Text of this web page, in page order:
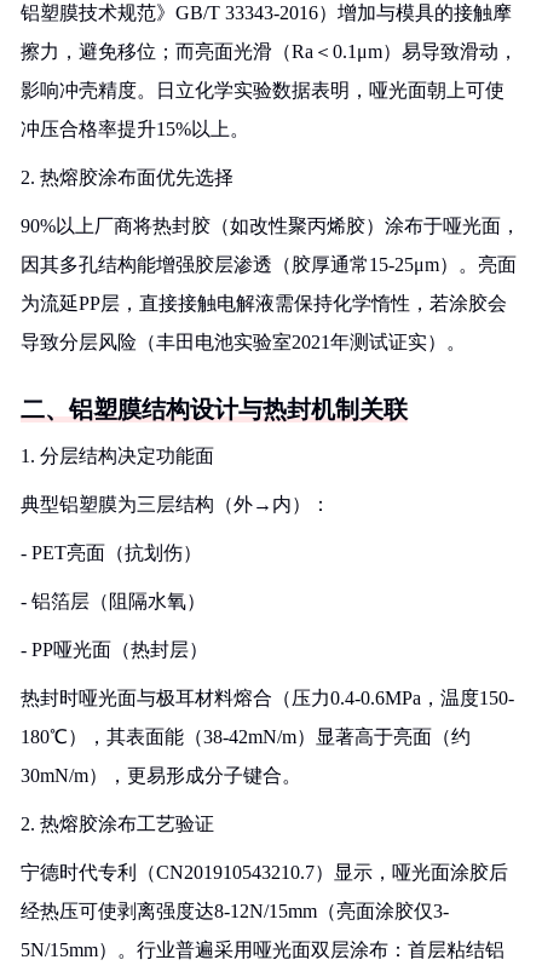
铝塑膜技术规范》GB/T 33343-2016）增加与模具的接触摩
擦力，避免移位；而亮面光滑（Ra＜0.1μm）易导致滑动，
影响冲壳精度。日立化学实验数据表明，哑光面朝上可使
冲压合格率提升15%以上。
2. 热熔胶涂布面优先选择
90%以上厂商将热封胶（如改性聚丙烯胶）涂布于哑光面，
因其多孔结构能增强胶层渗透（胶厚通常15-25μm）。亮面
为流延PP层，直接接触电解液需保持化学惰性，若涂胶会
导致分层风险（丰田电池实验室2021年测试证实）。
二、铝塑膜结构设计与热封机制关联
1. 分层结构决定功能面
典型铝塑膜为三层结构（外→内）：
- PET亮面（抗划伤）
- 铝箔层（阻隔水氧）
- PP哑光面（热封层）
热封时哑光面与极耳材料熔合（压力0.4-0.6MPa，温度150-
180℃），其表面能（38-42mN/m）显著高于亮面（约
30mN/m），更易形成分子键合。
2. 热熔胶涂布工艺验证
宁德时代专利（CN201910543210.7）显示，哑光面涂胶后
经热压可使剥离强度达8-12N/15mm（亮面涂胶仅3-
5N/15mm）。行业普遍采用哑光面双层涂布：首层粘结铝